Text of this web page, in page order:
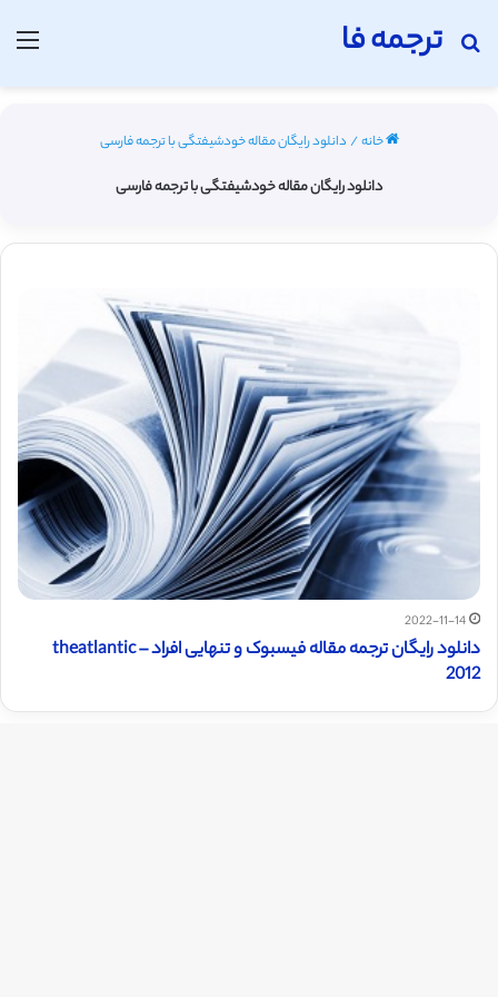
ترجمه فا
جستجو برای
خانه/ دانلود رایگان مقاله خودشیفتگی با ترجمه فارسی
دانلود رایگان مقاله خودشیفتگی با ترجمه فارسی
2022-11-14
دانلود رایگان ترجمه مقاله فیسبوک و تنهایی افراد – theatlantic
2012